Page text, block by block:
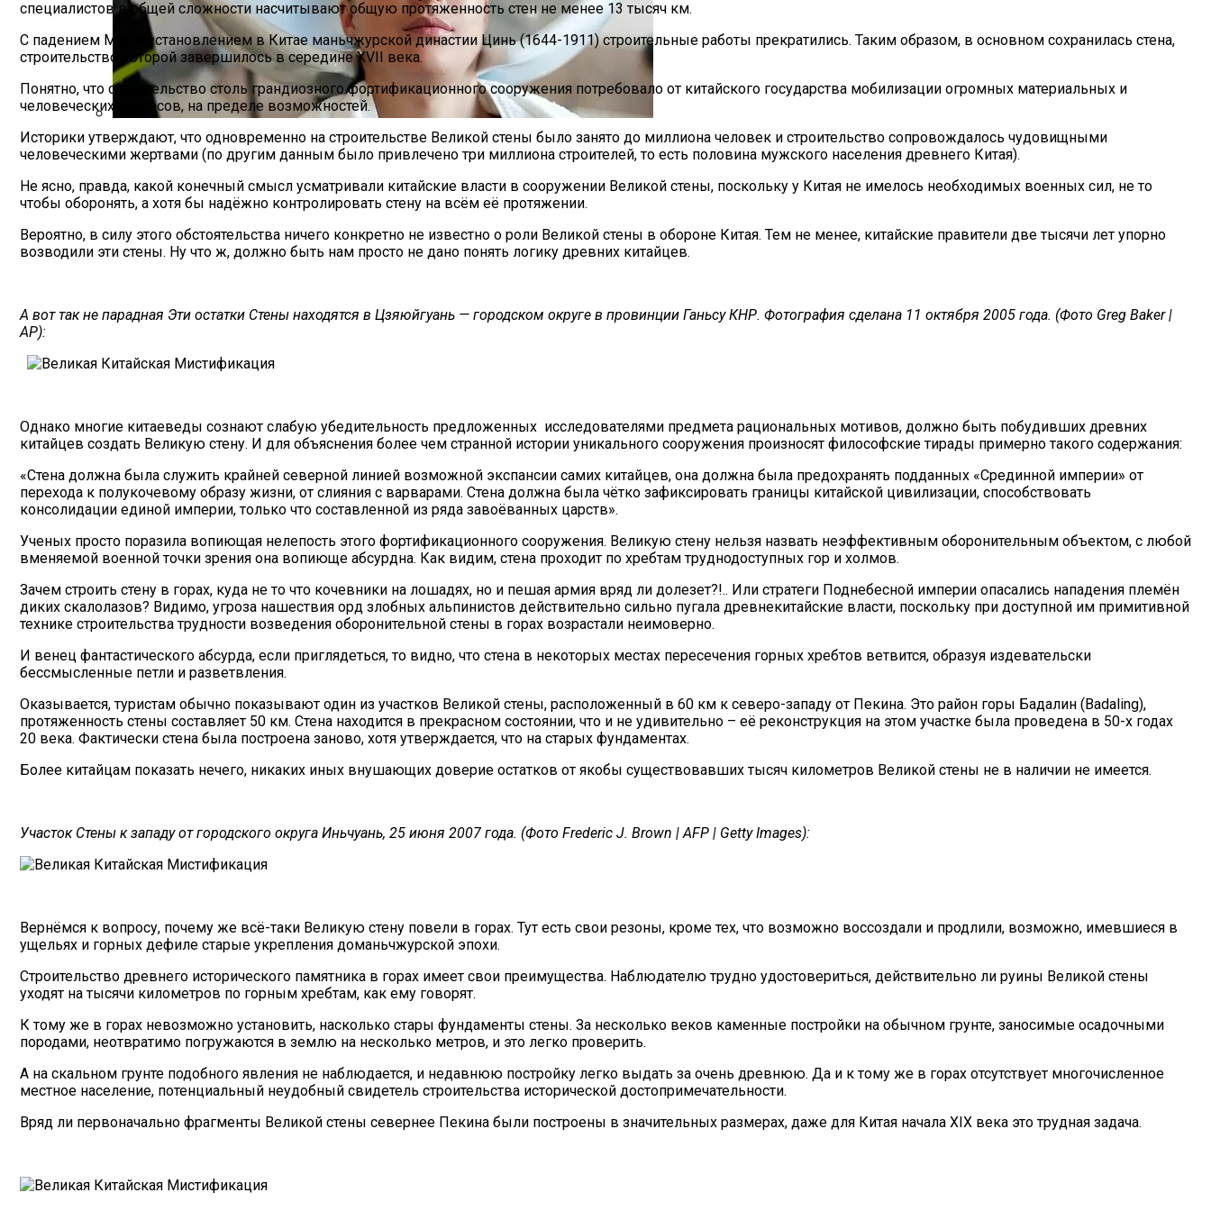
Лунный Календарь Окрашивания Волос На Октябрь 2025 Года
специалистов в общей сложности насчитывают общую протяженность стен не менее 13 тысяч км.
С падением Мин и установлением в Китае маньчжурской династии Цинь (1644-1911) строительные работы прекратились. Таким образом, в основном сохранилась стена,
строительство которой завершилось в середине XVII века.
Понятно, что строительство столь грандиозного фортификационного сооружения потребовало от китайского государства мобилизации огромных материальных и
человеческих ресурсов, на пределе возможностей.
Историки утверждают, что одновременно на строительстве Великой стены было занято до миллиона человек и строительство сопровождалось чудовищными
человеческими жертвами (по другим данным было привлечено три миллиона строителей, то есть половина мужского населения древнего Китая).
Не ясно, правда, какой конечный смысл усматривали китайские власти в сооружении Великой стены, поскольку у Китая не имелось необходимых военных сил, не то
чтобы оборонять, а хотя бы надёжно контролировать стену на всём её протяжении.
Вероятно, в силу этого обстоятельства ничего конкретно не известно о роли Великой стены в обороне Китая. Тем не менее, китайские правители две тысячи лет упорно
возводили эти стены. Ну что ж, должно быть нам просто не дано понять логику древних китайцев.
А вот так не парадная Эти остатки Стены находятся в Цзяюйгуань — городском округе в провинции Ганьсу КНР. Фотография сделана 11 октября 2005 года. (Фото Greg Baker |
AP):
Однако многие китаеведы сознают слабую убедительность предложенных исследователями предмета рациональных мотивов, должно быть побудивших древних
китайцев создать Великую стену. И для объяснения более чем странной истории уникального сооружения произносят философские тирады примерно такого содержания:
«Стена должна была служить крайней северной линией возможной экспансии самих китайцев, она должна была предохранять подданных «Срединной империи» от
перехода к полукочевому образу жизни, от слияния с варварами. Стена должна была чётко зафиксировать границы китайской цивилизации, способствовать
консолидации единой империи, только что составленной из ряда завоёванных царств».
Ученых просто поразила вопиющая нелепость этого фортификационного сооружения. Великую стену нельзя назвать неэффективным оборонительным объектом, с любой
вменяемой военной точки зрения она вопиюще абсурдна. Как видим, стена проходит по хребтам труднодоступных гор и холмов.
Зачем строить стену в горах, куда не то что кочевники на лошадях, но и пешая армия вряд ли долезет?!.. Или стратеги Поднебесной империи опасались нападения племён
диких скалолазов? Видимо, угроза нашествия орд злобных альпинистов действительно сильно пугала древнекитайские власти, поскольку при доступной им примитивной
технике строительства трудности возведения оборонительной стены в горах возрастали неимоверно.
И венец фантастического абсурда, если приглядеться, то видно, что стена в некоторых местах пересечения горных хребтов ветвится, образуя издевательски
бессмысленные петли и разветвления.
Оказывается, туристам обычно показывают один из участков Великой стены, расположенный в 60 км к северо-западу от Пекина. Это район горы Бадалин (Badaling),
протяженность стены составляет 50 км. Стена находится в прекрасном состоянии, что и не удивительно – её реконструкция на этом участке была проведена в 50-х годах
20 века. Фактически стена была построена заново, хотя утверждается, что на старых фундаментах.
Более китайцам показать нечего, никаких иных внушающих доверие остатков от якобы существовавших тысяч километров Великой стены не в наличии не имеется.
Участок Стены к западу от городского округа Иньчуань, 25 июня 2007 года. (Фото Frederic J. Brown | AFP | Getty Images):
Вернёмся к вопросу, почему же всё-таки Великую стену повели в горах. Тут есть свои резоны, кроме тех, что возможно воссоздали и продлили, возможно, имевшиеся в
ущельях и горных дефиле старые укрепления доманьчжурской эпохи.
Строительство древнего исторического памятника в горах имеет свои преимущества. Наблюдателю трудно удостовериться, действительно ли руины Великой стены
уходят на тысячи километров по горным хребтам, как ему говорят.
К тому же в горах невозможно установить, насколько стары фундаменты стены. За несколько веков каменные постройки на обычном грунте, заносимые осадочными
породами, неотвратимо погружаются в землю на несколько метров, и это легко проверить.
А на скальном грунте подобного явления не наблюдается, и недавнюю постройку легко выдать за очень древнюю. Да и к тому же в горах отсутствует многочисленное
местное население, потенциальный неудобный свидетель строительства исторической достопримечательности.
Вряд ли первоначально фрагменты Великой стены севернее Пекина были построены в значительных размерах, даже для Китая начала XIX века это трудная задача.